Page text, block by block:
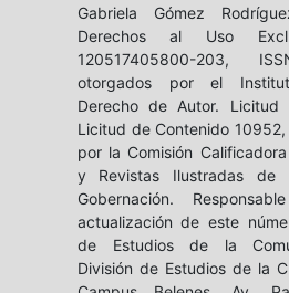
Gabriela Gómez
Derechos al Uso
120517405800-203,
otorgados por el
Derecho de Autor. Licitud
Licitud de Contenido
por la Comisión
y Revistas Ilustradas de
Gobernación.
actualización de este
de Estudios de la
División de Estudios de la